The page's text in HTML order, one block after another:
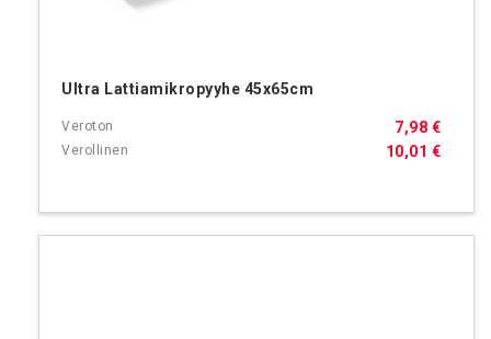
Ultra Lattiamikropyyhe 45x65cm
10,01 €
7,98 €